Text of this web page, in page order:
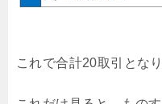
これで合計20取引となり